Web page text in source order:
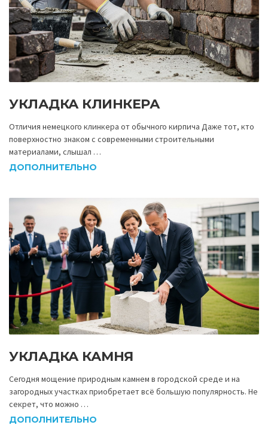
УКЛАДКА КЛИНКЕРА
Отличия немецкого клинкера от обычного кирпича Даже тот, кто
поверхностно знаком с современными строительными
материалами, слышал …
ДОПОЛНИТЕЛЬНО
УКЛАДКА КАМНЯ
Сегодня мощение природным камнем в городской среде и на
загородных участках приобретает всё большую популярность. Не
секрет, что можно …
ДОПОЛНИТЕЛЬНО